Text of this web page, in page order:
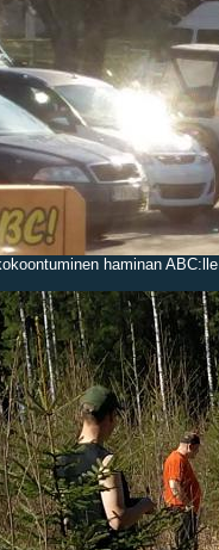
haminan ABC:lle